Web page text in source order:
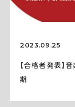
2023.09.25
【合格者発表】
期